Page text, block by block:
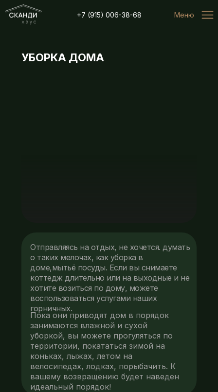
+7 (915) 006-38-68
Меню
УБОРКА ДОМА
Отправляясь на отдых, не хочется. думать
о таких мелочах, как уборка в
доме,мытьё посуды. Если вы снимаете
коттедж длительно или на выходные и не
хотите возиться по дому, можете
воспользоваться услугами наших
горничных.
Пока они приводят дом в порядок
занимаются влажной и сухой
уборкой, вы можете прогуляться по
территории, покататься зимой на
коньках, лыжах, летом на
велосипедах, лодках, порыбачить. К
вашему возвращению будет наведен
идеальный порядок!